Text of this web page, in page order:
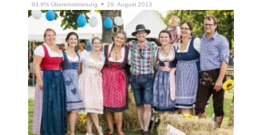
93.9% Übereinstimmung 29. August 2013